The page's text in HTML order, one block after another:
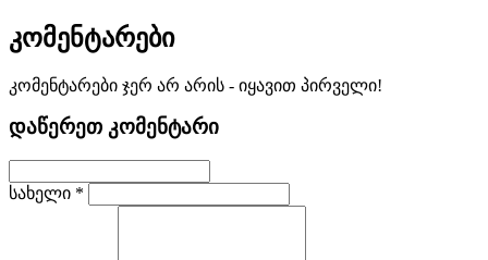
კომენტარები
კომენტარები ჯერ არ არის - იყავით პირველი!
დაწერეთ კომენტარი
სახელი *